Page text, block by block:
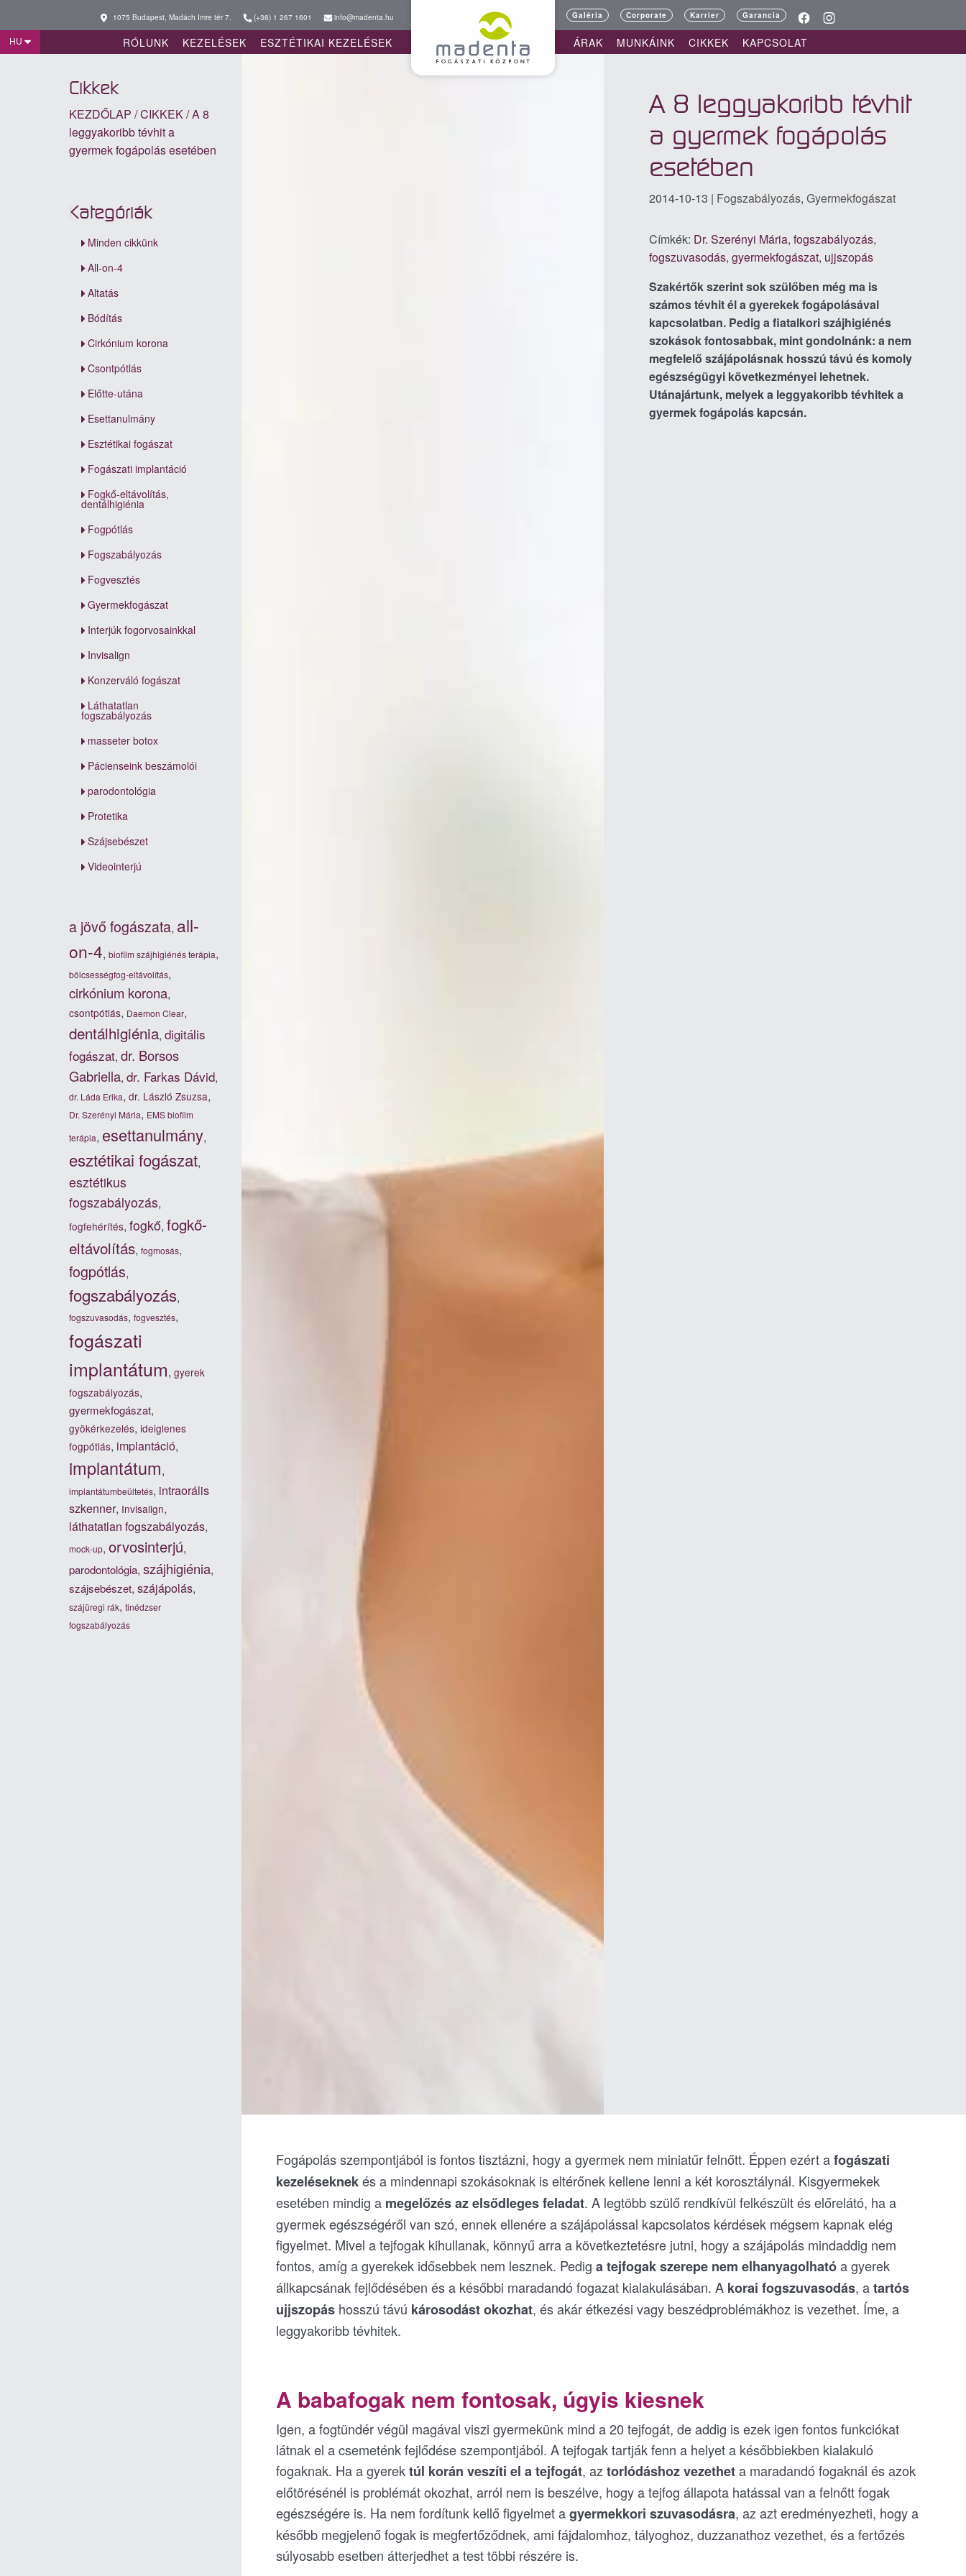
1075 Budapest, Madách Imre tér 7. (+36) 1 267 1601 info@madenta.hu
HU RÓLUNK KEZELÉSEK ESZTÉTIKAI KEZELÉSEK
Galéria Corporate Karrier Garancia
ÁRAK MUNKÁINK CIKKEK KAPCSOLAT
Cikkek
KEZDŐLAP /CIKKEK/A 8
leggyakoribb tévhit a
gyermek fogápolás esetében
Kategóriák
Minden cikkünk
All-on-4
Altatás
Bódítás
Cirkónium korona
Csontpótlás
Előtte-utána
Esettanulmány
Esztétikai fogászat
Fogászati implantáció
Fogkő-eltávolítás,
dentálhigiénia
Fogpótlás
Fogszabályozás
Fogvesztés
Gyermekfogászat
Interjúk fogorvosainkkal
Invisalign
Konzerváló fogászat
Láthatatlan
fogszabályozás
masseter botox
Pácienseink beszámolói
parodontológia
Protetika
Szájsebészet
Videointerjú
a jövő fogászata, all-
on-4, biofilm szájhigiénés terápia,
bölcsességfog-eltávolítás,
cirkónium korona,
csontpótlás, Daemon Clear,
dentálhigiénia, digitális
fogászat, dr. Borsos
Gabriella, dr. Farkas Dávid,
dr. Láda Erika, dr. László Zsuzsa,
Dr. Szerényi Mária, EMS biofilm
terápia, esettanulmány,
esztétikai fogászat,
esztétikus
fogszabályozás,
fogfehérítés, fogkő, fogkő-
eltávolítás, fogmosás,
fogpótlás,
fogszabályozás,
fogszuvasodás, fogvesztés,
fogászati
implantátum, gyerek
fogszabályozás,
gyermekfogászat,
gyökérkezelés, ideiglenes
fogpótlás, implantáció,
implantátum,
implantátumbeültetés, intraorális
szkenner, Invisalign,
láthatatlan fogszabályozás,
mock-up, orvosinterjú,
parodontológia, szájhigiénia,
szájsebészet, szájápolás,
szájüregi rák, tinédzser
fogszabályozás
A 8 leggyakoribb tévhit
a gyermek fogápolás
esetében
2014-10-13 | Fogszabályozás, Gyermekfogászat
Címkék: Dr. Szerényi Mária, fogszabályozás,
fogszuvasodás, gyermekfogászat, ujjszopás
Szakértők szerint sok szülőben még ma is
számos tévhit él a gyerekek fogápolásával
kapcsolatban. Pedig a fiatalkori szájhigiénés
szokások fontosabbak, mint gondolnánk: a nem
megfelelő szájápolásnak hosszú távú és komoly
egészségügyi következményei lehetnek.
Utánajártunk, melyek a leggyakoribb tévhitek a
gyermek fogápolás kapcsán.
Fogápolás szempontjából is fontos tisztázni, hogy a gyermek nem miniatűr felnőtt. Éppen ezért afogászati
kezeléseknekés a mindennapi szokásoknak is eltérőnek kellene lenni a két korosztálynál. Kisgyermekek
esetében mindig a megelőzés az elsődleges feladat. A legtöbb szülő rendkívül felkészült és előrelátó, ha a
gyermek egészségéről van szó, ennek ellenére a szájápolással kapcsolatos kérdések mégsem kapnak elég
figyelmet. Mivel a tejfogak kihullanak, könnyű arra a következtetésre jutni, hogy a szájápolás mindaddig nem
fontos, amíg a gyerekek idősebbek nem lesznek. Pedig a tejfogak szerepe nem elhanyagolhatóa gyerek
állkapcsának fejlődésében és a későbbi maradandó fogazat kialakulásában. A korai fogszuvasodás, atartós
ujjszopás hosszú távú károsodást okozhat, és akár étkezési vagy beszédproblémákhoz is vezethet. Íme, a
leggyakoribb tévhitek.
A babafogak nem fontosak, úgyis kiesnek
Igen, a fogtündér végül magával viszi gyermekünk mind a 20 tejfogát, de addig is ezek igen fontos funkciókat
látnak el a csemeténk fejlődése szempontjából. A tejfogak tartják fenn a helyet a későbbiekben kialakuló
fogaknak. Ha a gyerektúl korán veszíti el a tejfogát, az torlódáshoz vezetheta maradandó fogaknál és azok
előtörésénél is problémát okozhat, arról nem is beszélve, hogy a tejfog állapota hatással van a felnőtt fogak
egészségére is. Ha nem fordítunk kellő figyelmet agyermekkori szuvasodásra, az azt eredményezheti, hogy a
később megjelenő fogak is megfertőződnek, ami fájdalomhoz, tályoghoz, duzzanathoz vezethet, és a fertőzés
súlyosabb esetben átterjedhet a test többi részére is.